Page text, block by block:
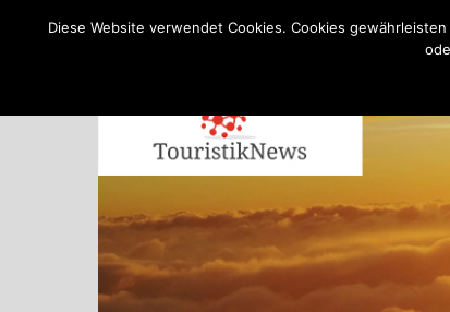
Diese Website verwendet Cookies. Cookies